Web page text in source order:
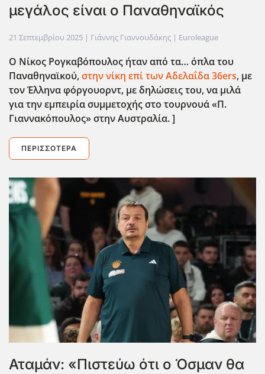
μεγάλος είναι ο Παναθηναϊκός
21 Σεπτεμβρίου 2025 | Γιάννης Γιαννουδάκης | Euroleague
Ο Νίκος Ρογκαβόπουλος ήταν από τα… όπλα του
Παναθηναϊκού,στην νίκη επί των Αδελαΐδα 36ers, με
τον Έλληνα φόργουορντ, με δηλώσεις του, να μιλά
για την εμπειρία συμμετοχής στο τουρνουά «Π.
Γιαννακόπουλος» στην Αυστραλία. ]
ΠΕΡΙΣΣΌΤΕΡΑ
Αταμάν: «Πιστεύω ότι ο Όσμαν θα